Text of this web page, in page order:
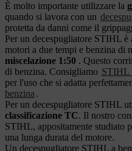
È molto importante utilizzare la
quando si lavora con un
protetta da danni come il
Per un decespugliatore STIHL
motori a due tempi e benzina di
miscelazione 1:50 . Questo
di benzina. Consigliamo STIHL
per l'uso che si adatta
benzina .
Per un decespugliatore STIHL
classificazione TC. Il nostro
STIHL, appositamente studiato
una lunga durata del motore.
Un decespugliatore STIHL a